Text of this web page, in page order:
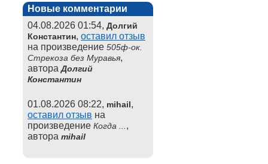
Новые комментарии
04.08.2026 01:54, Долгий
Константин, оставил отзыв
на произведение 505ф-ок.
Стрекоза без Муравья,
автораДолгий
Константин
01.08.2026 08:22, mihail,
оставил отзыв на
произведение Когда ... ,
автора mihail